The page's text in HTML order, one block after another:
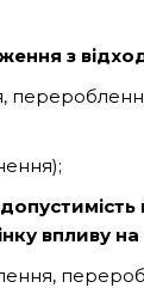
з
впливу на